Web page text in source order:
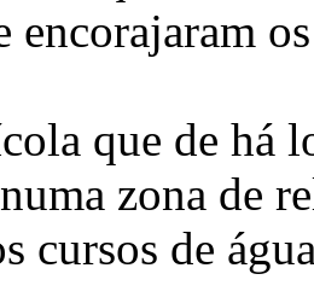
encorajaram
que de há
zona de
cursos de